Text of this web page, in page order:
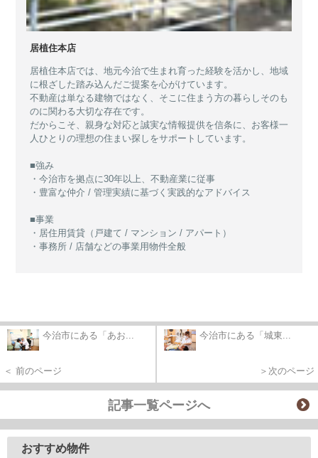
居植住本店
居植住本店では、地元今治で生まれ育った経験を活かし、地域
に根ざした踏み込んだご提案を心がけています。
不動産は単なる建物ではなく、そこに住まう方の暮らしそのも
のに関わる大切な存在です。
だからこそ、親身な対応と誠実な情報提供を信条に、お客様一
人ひとりの理想の住まい探しをサポートしています。
■強み
・今治市を拠点に30年以上、不動産業に従事
・豊富な仲介 / 管理実績に基づく実践的なアドバイス
■事業
・居住用賃貸（戸建て / マンション / アパート）
・事務所 / 店舗などの事業用物件全般
今治市にある「あお...
＜ 前のページ
今治市にある「城東...
＞次のページ
記事一覧ページへ
おすすめ物件